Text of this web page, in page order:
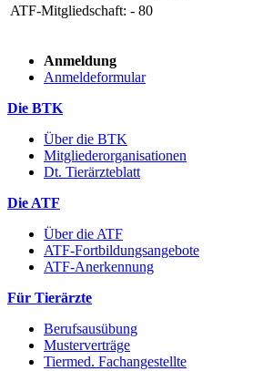
ATF-Mitgliedschaft: - 80
Anmeldung
Anmeldeformular
Die BTK
Über die BTK
Mitgliederorganisationen
Dt. Tierärzteblatt
Die ATF
Über die ATF
ATF-Fortbildungsangebote
ATF-Anerkennung
Für Tierärzte
Berufsausübung
Musterverträge
Tiermed. Fachangestellte